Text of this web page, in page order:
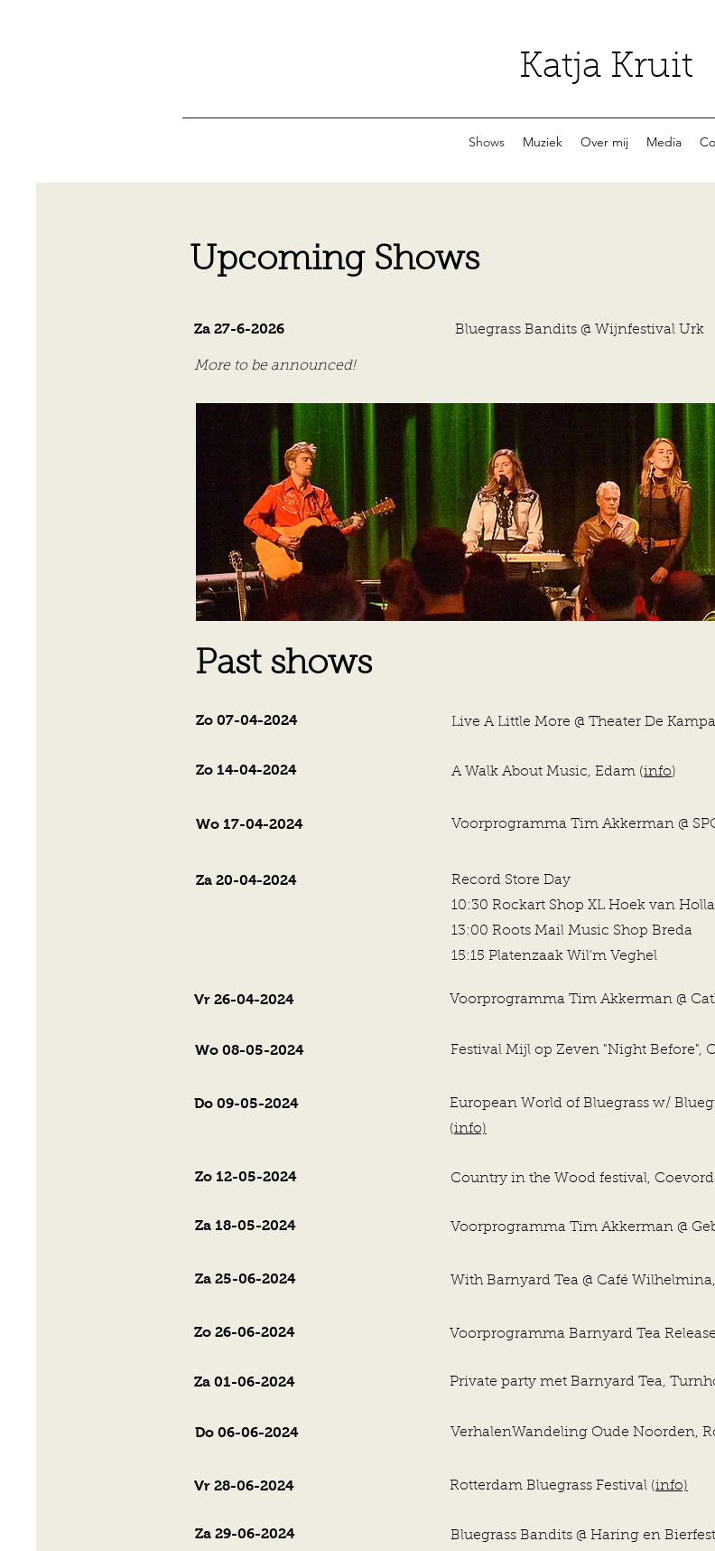
Katja Kruit
Shows Muziek Over mij Media
Upcoming Shows
​Za 27-6-2026 Bluegrass Bandits @ Wijnfestival Urk
More to be announced!
Past shows
Zo 07-04-2024 Live A Little More @ Theater De
Zo 14-04-2024 A Walk About Music, Edam (info)
Wo 17-04-2024 Voorprogramma Tim Akkerman @
Za 20-04-2024
Record Store Day
10:30 Rockart Shop XL Hoek van
13:00 Roots Mail Music Shop Breda
15:15 Platenzaak Wil'm Veghel
Vr 26-04-2024 Voorprogramma Tim Akkerman @
Wo 08-05-2024 Festival Mijl op Zeven "Night Before",
Do 09-05-2024
European World of Bluegrass w/
(info)
Zo 12-05-2024 Country in the Wood festival,
Za 18-05-2024 Voorprogramma Tim Akkerman @
Za 25-06-2024 With Barnyard Tea @ Café
Zo 26-06-2024 Voorprogramma Barnyard Tea
Za 01-06-2024 Private party met Barnyard Tea,
Do 06-06-2024 VerhalenWandeling Oude Noorden,
Vr 28-06-2024 Rotterdam Bluegrass Festival (info)
Za 29-06-2024 Bluegrass Bandits @ Haring en